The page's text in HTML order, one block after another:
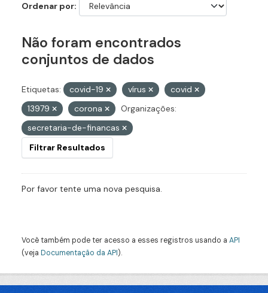
Ordenar por
Não foram encontrados
conjuntos de dados
Etiquetas: covid-19 vírus
covid
13979
corona
Organizações:
secretaria-de-financas
Filtrar Resultados
Por favor tente uma nova pesquisa.
Você também pode ter acesso a esses registros usando a API
(veja Documentação da API).